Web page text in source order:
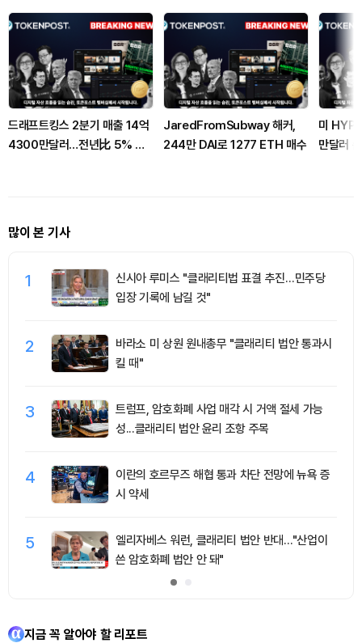
드래프트킹스 2분기 매출 14억
4300만달러…전년比 5% 감
JaredFromSubway 해커,
244만 DAI로 1277 ETH 매수
미
만달러
많이 본 기사
1
신시아 루미스 "클래리티법 표결 추진…민주당
입장 기록에 남길 것"
2
바라소 미 상원 원내총무 "클래리티 법안 통과시
킬 때"
3
트럼프, 암호화폐 사업 매각 시 거액 절세 가능
성...클래리티 법안 윤리 조항 주목
4
이란의 호르무즈 해협 통과 차단 전망에 뉴욕 증
시 약세
5
엘리자베스 워런, 클래리티 법안 반대…"산업이
쓴 암호화폐 법안 안 돼"
지금 꼭 알아야 할 리포트